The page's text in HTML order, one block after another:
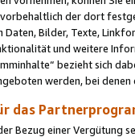
der dort
Daten, Bilder, Texte,
und weitere
bezieht sich
werden, bei
das
Bezug einer Vergütung